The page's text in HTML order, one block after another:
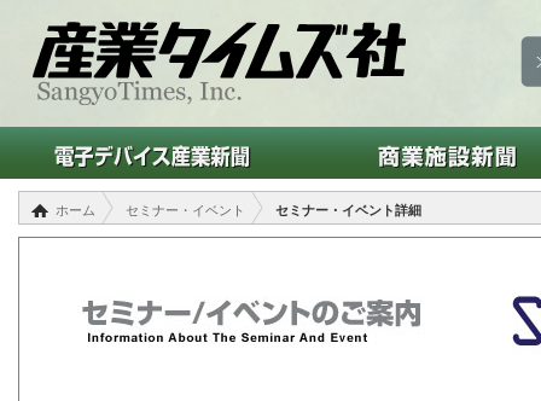
ホーム セミナー・イベント セミナー・イベント詳細